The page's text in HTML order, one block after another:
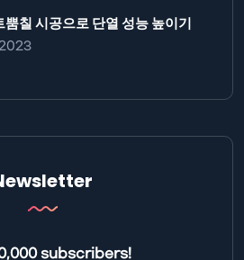
뿜칠 시공으로 단열 성능 높이기
subscribers!